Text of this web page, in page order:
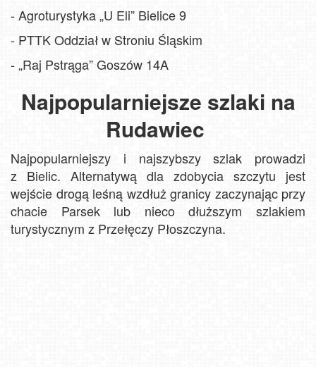
- Agroturystyka „U Eli” Bielice 9
- PTTK Oddział w Stroniu Śląskim
- „Raj Pstrąga” Goszów 14A
Najpopularniejsze szlaki na
Rudawiec
Najpopularniejszy i najszybszy szlak prowadzi
z Bielic. Alternatywą dla zdobycia szczytu jest
wejście drogą leśną wzdłuż granicy zaczynając przy
chacie Parsek lub nieco dłuższym szlakiem
turystycznym z Przełęczy Płoszczyna.